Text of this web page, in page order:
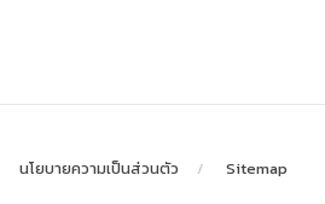
นโยบายความเป็นส่วนตัว Sitemap